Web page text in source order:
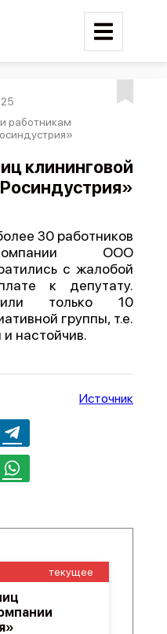
работникам
клининговой
30 работников
ООО
с жалобой
к депутату.
только 10
группы, т.е.
настойчив.
Источник
текущее